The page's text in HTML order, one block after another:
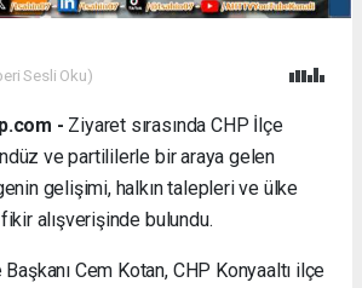
Sesli Oku)
- Ziyaret sırasında CHP İlçe
ve partililerle bir araya gelen
gelişimi, halkın talepleri ve ülke
alışverişinde bulundu.
Cem Kotan, CHP Konyaaltı ilçe